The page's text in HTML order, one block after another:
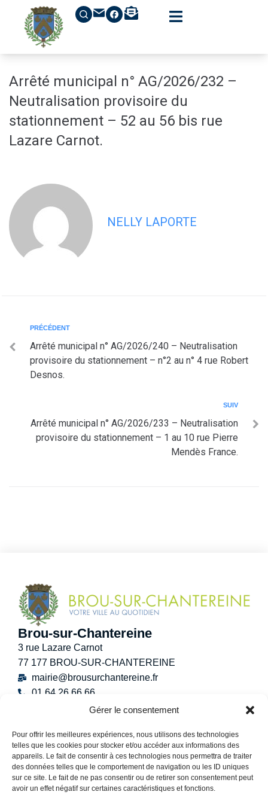
Gérer le consentement
Pour offrir les meilleures expériences, nous utilisons des technologies
telles que les cookies pour stocker et/ou accéder aux informations des
appareils. Le fait de consentir à ces technologies nous permettra de traiter
des données telles que le comportement de navigation ou les ID uniques
sur ce site. Le fait de ne pas consentir ou de retirer son consentement peut
avoir un effet négatif sur certaines caractéristiques et fonctions.
principal
Arrêté municipal n° AG/2026/232 –
Neutralisation provisoire du
stationnement – 52 au 56 bis rue
Lazare Carnot.
NELLY LAPORTE
PRÉCÉDENT
Arrêté municipal n° AG/2026/240 – Neutralisation
provisoire du stationnement – n°2 au n° 4 rue Robert
Desnos.
SUIV
Arrêté municipal n° AG/2026/233 – Neutralisation
provisoire du stationnement – 1 au 10 rue Pierre
Mendès France.
Brou-sur-Chantereine
3 rue Lazare Carnot
77 177 BROU-SUR-CHANTEREINE
mairie@brousurchantereine.fr
01 64 26 66 66
Lundi :8h30 – 12h
Mardi :8h30 – 12h / 13h30 – 17h30
Mercredi :8h30 -12h30
Jeudi : 8h30 – 12h / 13h30 – 18h30
13h30 – 17h30